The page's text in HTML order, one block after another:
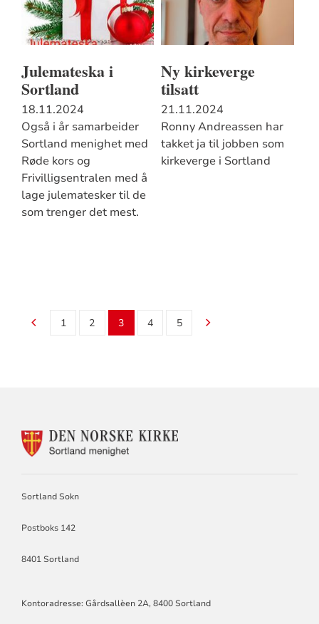
Julemateska i
Sortland
18.11.2024
Også i år samarbeider
Sortland menighet med
Røde kors og
Frivilligsentralen med å
lage julematesker til de
som trenger det mest.
Ny kirkeverge
tilsatt
21.11.2024
Ronny Andreassen har
takket ja til jobben som
kirkeverge i Sortland
1 2 3 4 5
KONTAKTINFORMASJON
Sortland Sokn
Postboks 142
8401 Sortland
Kontoradresse: Gårdsallèen 2A, 8400 Sortland